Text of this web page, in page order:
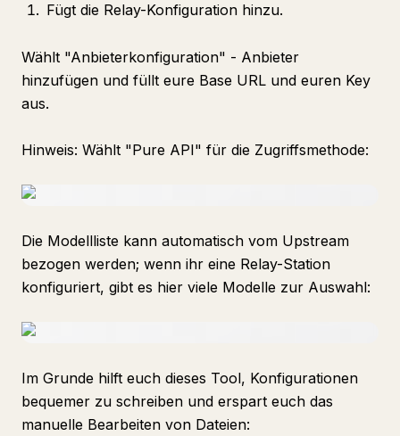
Fügt die Relay-Konfiguration hinzu.
Wählt "Anbieterkonfiguration" - Anbieter
hinzufügen und füllt eure Base URL und euren Key
aus.
Hinweis: Wählt "Pure API" für die Zugriffsmethode:
Die Modellliste kann automatisch vom Upstream
bezogen werden; wenn ihr eine Relay-Station
konfiguriert, gibt es hier viele Modelle zur Auswahl:
Im Grunde hilft euch dieses Tool, Konfigurationen
bequemer zu schreiben und erspart euch das
manuelle Bearbeiten von Dateien: